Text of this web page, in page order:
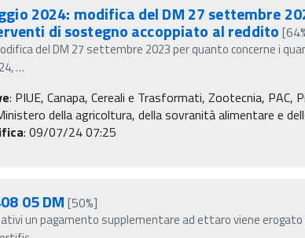
2024: modifica del DM 27 settembre
di sostegno accoppiato al reddito
del DM 27 settembre 2023 per quanto concerne i
…
: PIUE, Canapa, Cereali e Trasformati, Zootecnia,
della agricoltura, della sovranità alimentare e
: 09/07/24 07:25
05 DM [50%]
un pagamento supplementare ad ettaro viene